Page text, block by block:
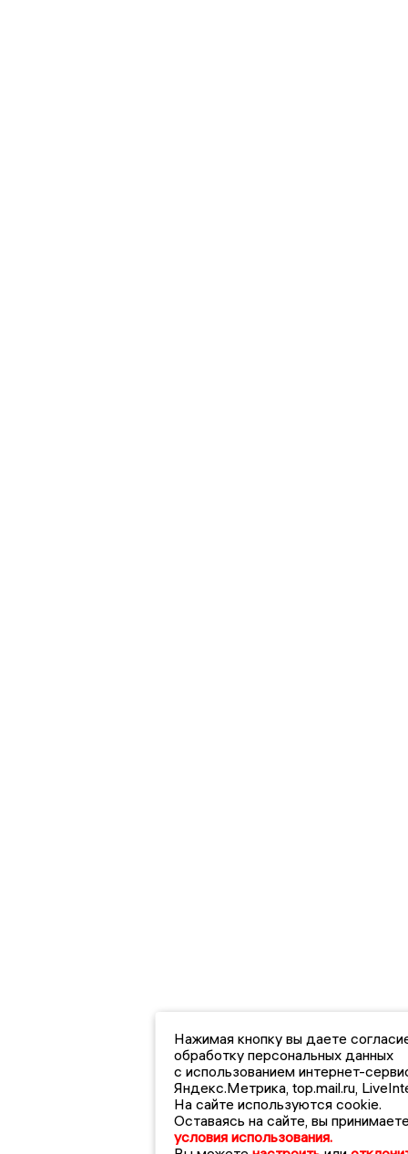
Нажимая кнопку вы даете
обработку персональных данных
с использованием интернет-
Яндекс.Метрика, top.mail.ru,
На сайте используются cookie.
Оставаясь на сайте, вы
условия использования.